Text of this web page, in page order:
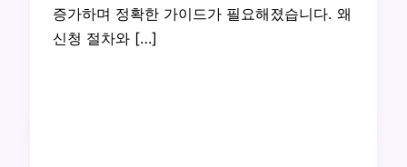
증가하며 정확한 가이드가 필요해졌습니다. 왜
신청 절차와 […]